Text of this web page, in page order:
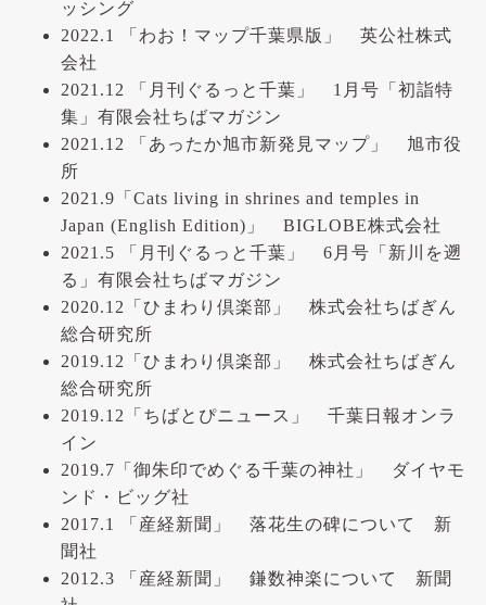
ッシング
2022.1 「わお！マップ千葉県版」 英公社株式
会社
2021.12 「月刊ぐるっと千葉」 1月号「初詣特
集」有限会社ちばマガジン
2021.12 「あったか旭市新発見マップ」 旭市役
所
2021.9「Cats living in shrines and temples in
Japan (English Edition)」 BIGLOBE株式会社
2021.5 「月刊ぐるっと千葉」 6月号「新川を遡
る」有限会社ちばマガジン
2020.12「ひまわり倶楽部」 株式会社ちばぎん
総合研究所
2019.12「ひまわり倶楽部」 株式会社ちばぎん
総合研究所
2019.12「ちばとぴニュース」 千葉日報オンラ
イン
2019.7「御朱印でめぐる千葉の神社」 ダイヤモ
ンド・ビッグ社
2017.1 「産経新聞」 落花生の碑について 新
聞社
2012.3 「産経新聞」 鎌数神楽について 新聞